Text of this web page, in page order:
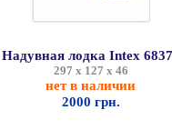
Надувная лодка Intex
297 х 127 х 46
нет в наличии
2000 грн.